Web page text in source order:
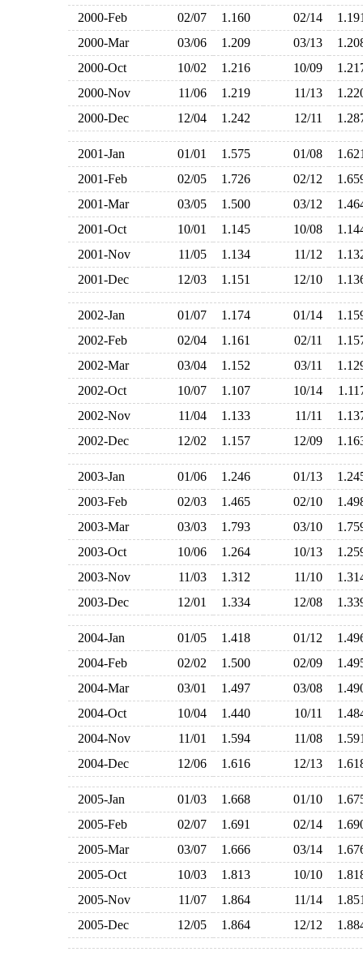
2000-Feb
02/07 1.160 02/14
2000-Mar
03/06 1.209 03/13
2000-Oct
10/02 1.216 10/09
2000-Nov
11/06 1.219 11/13
2000-Dec
12/04 1.242 12/11
2001-Jan 01/01 1.575 01/08
2001-Feb
02/05 1.726 02/12
2001-Mar
03/05 1.500 03/12
2001-Oct
10/01 1.145 10/08
2001-Nov
11/05 1.134 11/12
2001-Dec
12/03 1.151 12/10
2002-Jan 01/07 1.174 01/14
2002-Feb
02/04 1.161 02/11
2002-Mar
03/04 1.152 03/11
2002-Oct
10/07 1.107 10/14
2002-Nov
11/04 1.133 11/11
2002-Dec
12/02 1.157 12/09
2003-Jan 01/06 1.246 01/13
2003-Feb
02/03 1.465 02/10
2003-Mar
03/03 1.793 03/10
2003-Oct
10/06 1.264 10/13
2003-Nov
11/03 1.312 11/10
2003-Dec
12/01 1.334 12/08
2004-Jan 01/05 1.418 01/12
2004-Feb
02/02 1.500 02/09
2004-Mar
03/01 1.497 03/08
2004-Oct
10/04 1.440 10/11
2004-Nov
11/01 1.594 11/08
2004-Dec
12/06 1.616 12/13
2005-Jan 01/03 1.668 01/10
2005-Feb
02/07 1.691 02/14
2005-Mar
03/07 1.666 03/14
2005-Oct
10/03 1.813 10/10
2005-Nov
11/07 1.864 11/14
2005-Dec
12/05 1.864 12/12